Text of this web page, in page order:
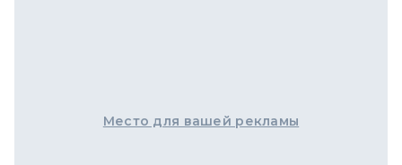
Место для вашей рекламы